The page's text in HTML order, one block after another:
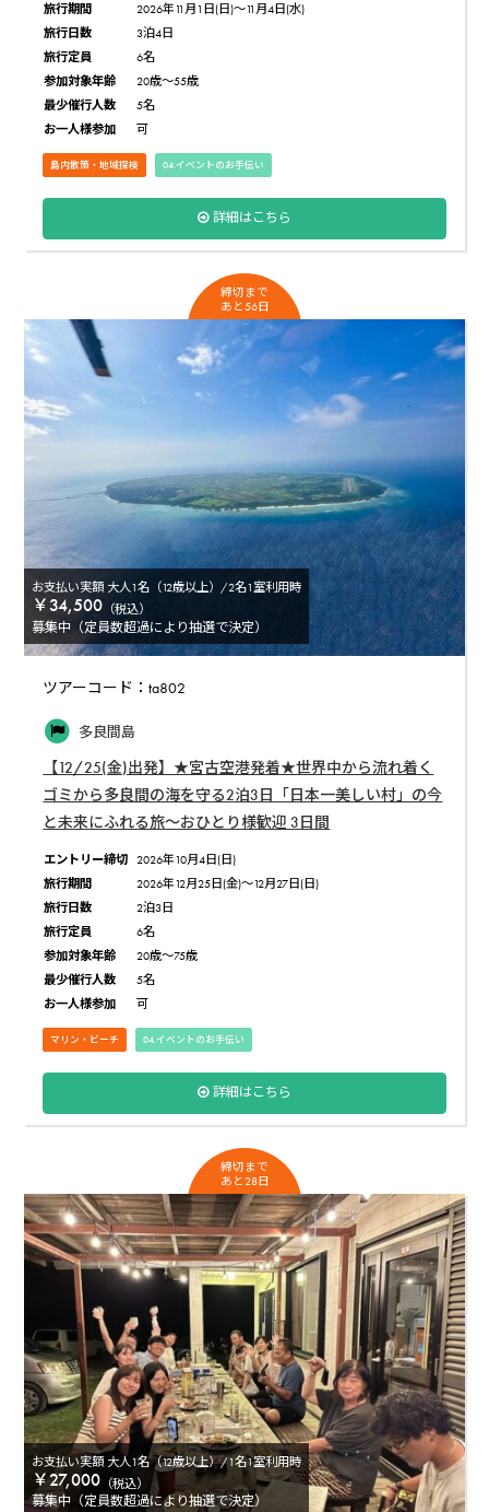
旅行期間
2026年11月1日(日)〜11月4日(水)
旅行日数
3泊4日
旅行定員
6名
参加対象年齢
20歳〜55歳
最少催行人数
5名
お一人様参加
可
島内散策・地域探検 04.イベントのお手伝い
詳細はこちら
締切まで
あと56日
お支払い実額 大人1名（12歳以上）/2名1室利用時
￥34,500（税込）
募集中（定員数超過により抽選で決定）
ツアーコード：ta802
多良間島
【12/25(金)出発】★宮古空港発着★世界中から流れ着く
ゴミから多良間の海を守る2泊3日「日本一美しい村」の今
と未来にふれる旅〜おひとり様歓迎 3日間
エントリー締切 2026年10月4日(日)
旅行期間
2026年12月25日(金)〜12月27日(日)
旅行日数
2泊3日
旅行定員
6名
参加対象年齢
20歳〜75歳
最少催行人数
5名
お一人様参加
可
マリン・ビーチ 04.イベントのお手伝い
詳細はこちら
締切まで
あと28日
お支払い実額 大人1名（12歳以上）/1名1室利用時
￥27,000（税込）
募集中（定員数超過により抽選で決定）